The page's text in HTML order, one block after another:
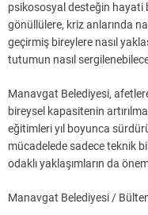
psikososyal desteğin hayati
gönüllülere, kriz anlarında
geçirmiş bireylere nasıl
tutumun nasıl
Manavgat Belediyesi,
bireysel kapasitenin
eğitimleri yıl boyunca
mücadelede sadece teknik
odaklı yaklaşımların da
Manavgat Belediyesi /